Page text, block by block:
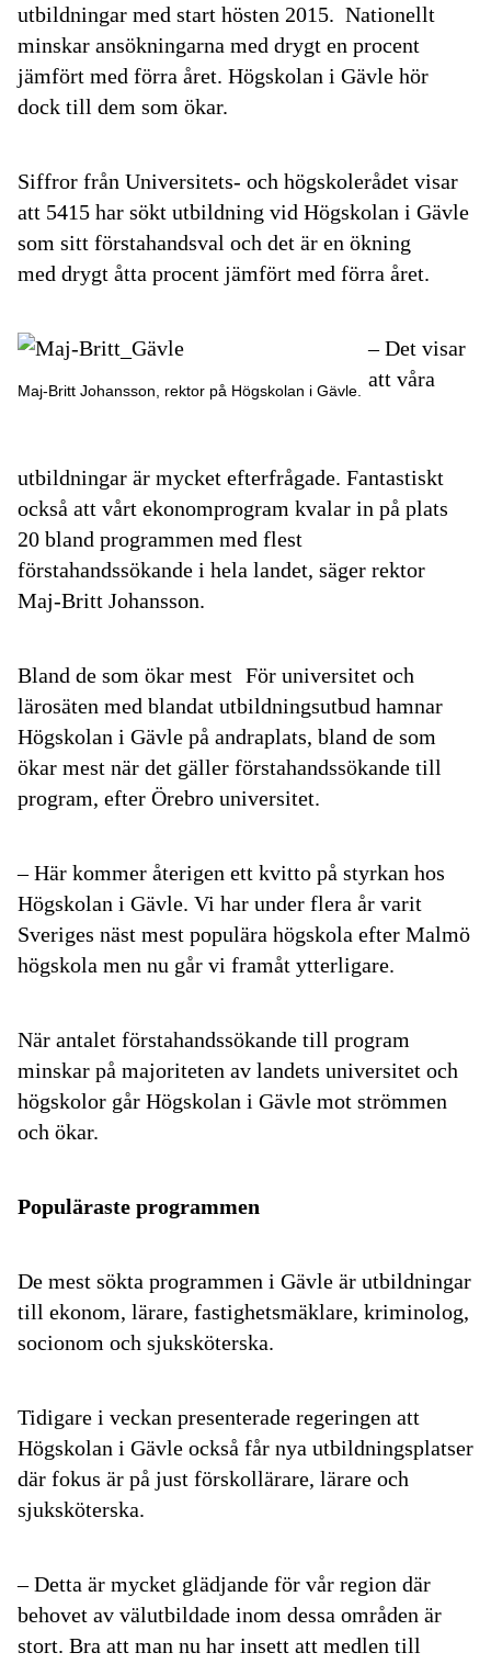
utbildningar med start hösten 2015. Nationellt
minskar ansökningarna med drygt en procent
jämfört med förra året. Högskolan i Gävle hör
dock till dem som ökar.
Siffror från Universitets- och högskolerådet visar
att 5415 har sökt utbildning vid Högskolan i Gävle
som sitt förstahandsval och det är en ökning
med drygt åtta procent jämfört med förra året.
Maj-Britt Johansson, rektor på Högskolan i Gävle.
– Det visar
att våra
utbildningar är mycket efterfrågade. Fantastiskt
också att vårt ekonomprogram kvalar in på plats
20 bland programmen med flest
förstahandssökande i hela landet, säger rektor
Maj-Britt Johansson.
Bland de som ökar mest För universitet och
lärosäten med blandat utbildningsutbud hamnar
Högskolan i Gävle på andraplats, bland de som
ökar mest när det gäller förstahandssökande till
program, efter Örebro universitet.
– Här kommer återigen ett kvitto på styrkan hos
Högskolan i Gävle. Vi har under flera år varit
Sveriges näst mest populära högskola efter Malmö
högskola men nu går vi framåt ytterligare.
När antalet förstahandssökande till program
minskar på majoriteten av landets universitet och
högskolor går Högskolan i Gävle mot strömmen
och ökar.
Populäraste programmen
De mest sökta programmen i Gävle är utbildningar
till ekonom, lärare, fastighetsmäklare, kriminolog,
socionom och sjuksköterska.
Tidigare i veckan presenterade regeringen att
Högskolan i Gävle också får nya utbildningsplatser
där fokus är på just förskollärare, lärare och
sjuksköterska.
– Detta är mycket glädjande för vår region där
behovet av välutbildade inom dessa områden är
stort. Bra att man nu har insett att medlen till